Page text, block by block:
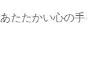
の手をつなぎまし